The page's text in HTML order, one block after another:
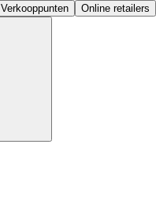
Verkooppunten Online retailers